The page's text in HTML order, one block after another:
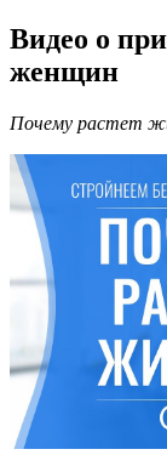
Видео о
женщин
Почему растет